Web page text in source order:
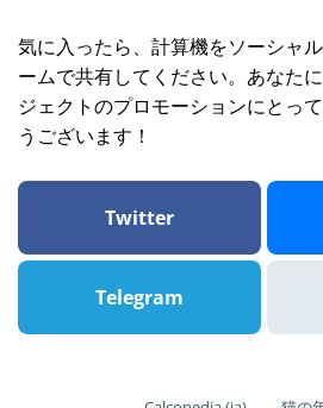
気に入ったら、計算機をソーシャ
ームで共有してください。あなた
ジェクトのプロモーションにとっ
うございます！
Twitter
Telegram